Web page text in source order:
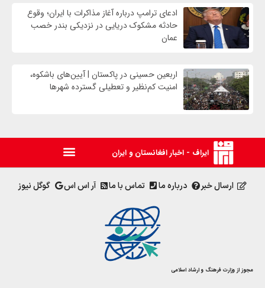
ادعای ترامپ درباره آغاز مذاکرات با ایران؛ وقوع
حادثه مشکوک دریایی در نزدیکی بندر خصب
عمان
اربعین حسینی در پاکستان | آیین‌های باشکوه،
امنیت کم‌نظیر و تعطیلی گسترده شهرها
ایراف - اخبار افغانستان و ایران
ارسال خبر درباره ما تماس با ما آر اس اس گوگل نیوز
مجوز از وزارت فرهنگ و ارشاد اسلامی